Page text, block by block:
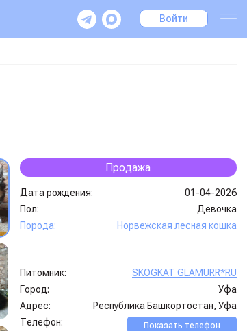
Войти
Продажа
Дата рождения:
01-04-2026
Пол:
Девочка
Порода:
Норвежская лесная кошка
Питомник:
SKOGKAT GLAMURR*RU
Город:
Уфа
Адрес:
Республика Башкортостан, Уфа
Телефон:
Показать телефон